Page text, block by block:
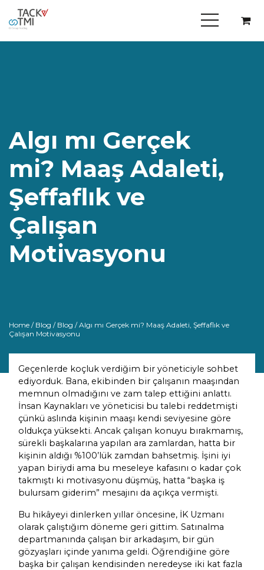
Algı mı Gerçek
mi? Maaş Adaleti,
Şeffaflık ve
Çalışan
Motivasyonu
Home / Blog / Blog / Algı mı Gerçek mi? Maaş Adaleti, Şeffaflık ve
Çalışan Motivasyonu
Geçenlerde koçluk verdiğim bir yöneticiyle sohbet
ediyorduk. Bana, ekibinden bir çalışanın maaşından
memnun olmadığını ve zam talep ettiğini anlattı.
İnsan Kaynakları ve yöneticisi bu talebi reddetmişti
çünkü aslında kişinin maaşı kendi seviyesine göre
oldukça yüksekti. Ancak çalışan konuyu bırakmamış,
sürekli başkalarına yapılan ara zamlardan, hatta bir
kişinin aldığı %100’lük zamdan bahsetmiş. İşini iyi
yapan biriydi ama bu meseleye kafasını o kadar çok
takmıştı ki motivasyonu düşmüş, hatta “başka iş
bulursam giderim” mesajını da açıkça vermişti.
Bu hikâyeyi dinlerken yıllar öncesine, İK Uzmanı
olarak çalıştığım döneme geri gittim. Satınalma
departmanında çalışan bir arkadaşım, bir gün
gözyaşları içinde yanıma geldi. Öğrendiğine göre
başka bir çalışan kendisinden neredeyse iki kat fazla